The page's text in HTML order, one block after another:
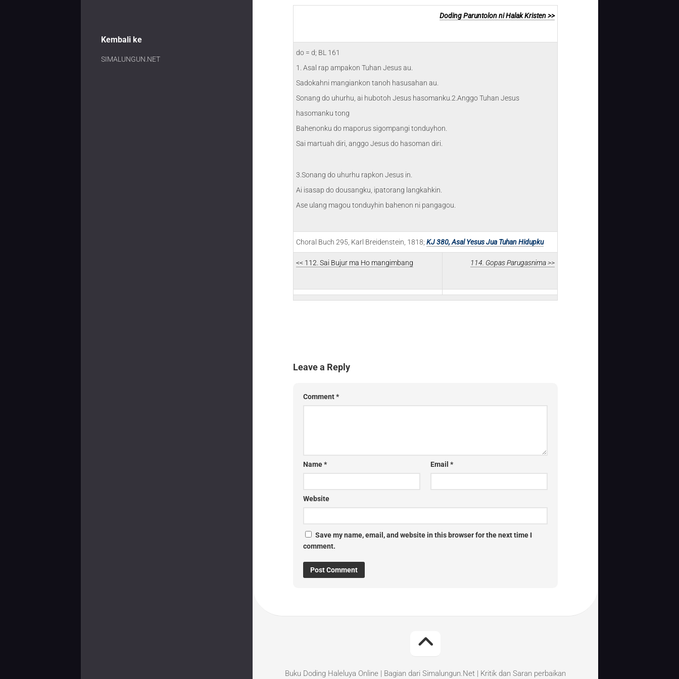
Kembali ke
SIMALUNGUN.NET
Doding Paruntolon ni Halak Kristen >>
do = d; BL 161
1. Asal rap ampakon Tuhan Jesus au.
Sadokahni mangiankon tanoh hasusahan au.
Sonang do uhurhu, ai hubotoh Jesus hasomanku.2.Anggo Tuhan Jesus
hasomanku tong
Bahenonku do maporus sigompangi tonduyhon.
Sai martuah diri, anggo Jesus do hasoman diri.
3.Sonang do uhurhu rapkon Jesus in.
Ai isasap do dousangku, ipatorang langkahkin.
Ase ulang magou tonduyhin bahenon ni pangagou.
Choral Buch 295, Karl Breidenstein, 1818; KJ 380, Asal Yesus Jua Tuhan Hidupku
<< 112. Sai Bujur ma Ho mangimbang 114. Gopas Parugasnima >>
Leave a Reply
Comment*
Name* Email *
Website
Save my name, email, and website in this browser for the next time I
comment.
Buku Doding Haleluya Online | Bagian dari Simalungun.Net | Kritik dan Saran perbaikan